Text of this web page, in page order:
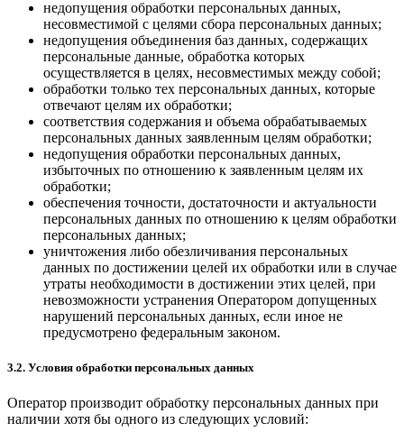
недопущения обработки персональных данных,
несовместимой с целями сбора персональных данных;
недопущения объединения баз данных, содержащих
персональные данные, обработка которых
осуществляется в целях, несовместимых между собой;
обработки только тех персональных данных, которые
отвечают целям их обработки;
соответствия содержания и объема обрабатываемых
персональных данных заявленным целям обработки;
недопущения обработки персональных данных,
избыточных по отношению к заявленным целям их
обработки;
обеспечения точности, достаточности и актуальности
персональных данных по отношению к целям обработки
персональных данных;
уничтожения либо обезличивания персональных
данных по достижении целей их обработки или в случае
утраты необходимости в достижении этих целей, при
невозможности устранения Оператором допущенных
нарушений персональных данных, если иное не
предусмотрено федеральным законом.
3.2. Условия обработки персональных данных
Оператор производит обработку персональных данных при
наличии хотя бы одного из следующих условий: